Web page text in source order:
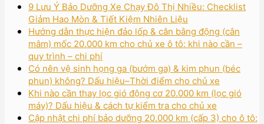
9 Lưu Ý Bảo Dưỡng Xe Chạy Đô Thị Nhiều: Checklist
Giảm Hao Mòn & Tiết Kiệm Nhiên Liệu
Hướng dẫn thực hiện đảo lốp & cân bằng động (cân
mâm) mốc 20.000 km cho chủ xe ô tô: khi nào cần –
quy trình – chi phí
Có nên vệ sinh họng ga (bướm ga) & kim phun (béc
phun) không? Dấu hiệu–Thời điểm cho chủ xe
Khi nào cần thay lọc gió động cơ 20.000 km (lọc gió
máy)? Dấu hiệu & cách tự kiểm tra cho chủ xe
Cập nhật chi phí bảo dưỡng 20.000 km (cấp 3) cho ô tô: